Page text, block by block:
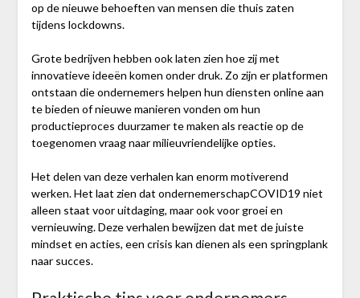
op de nieuwe behoeften van mensen die thuis zaten
tijdens lockdowns.
Grote bedrijven hebben ook laten zien hoe zij met
innovatieve ideeën komen onder druk. Zo zijn er platformen
ontstaan die ondernemers helpen hun diensten online aan
te bieden of nieuwe manieren vonden om hun
productieproces duurzamer te maken als reactie op de
toegenomen vraag naar milieuvriendelijke opties.
Het delen van deze verhalen kan enorm motiverend
werken. Het laat zien dat ondernemerschapCOVID19 niet
alleen staat voor uitdaging, maar ook voor groei en
vernieuwing. Deze verhalen bewijzen dat met de juiste
mindset en acties, een crisis kan dienen als een springplank
naar succes.